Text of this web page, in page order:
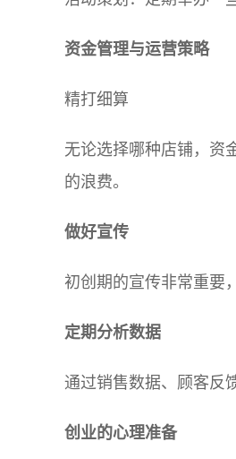
资金管理与运营策略
精打细算
无论选择哪种店铺，资
的浪费。
做好宣传
初创期的宣传非常重要
定期分析数据
通过销售数据、顾客反
创业的心理准备